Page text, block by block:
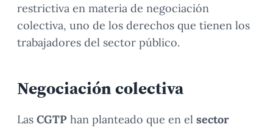
restrictiva en materia de negociación
colectiva, uno de los derechos que tienen los
trabajadores del sector público.
Negociación colectiva
Las CGTP han planteado que en el sector